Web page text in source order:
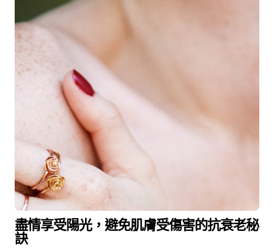
盡情享受陽光，避免肌膚受傷害的抗衰老秘
訣